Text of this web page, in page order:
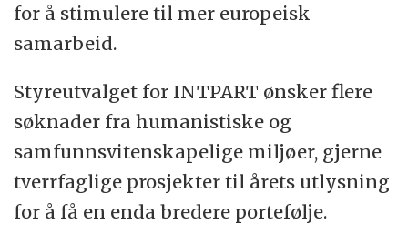
for å stimulere til mer europeisk
samarbeid.
Styreutvalget for INTPART ønsker flere
søknader fra humanistiske og
samfunnsvitenskapelige miljøer, gjerne
tverrfaglige prosjekter til årets utlysning
for å få en enda bredere portefølje.